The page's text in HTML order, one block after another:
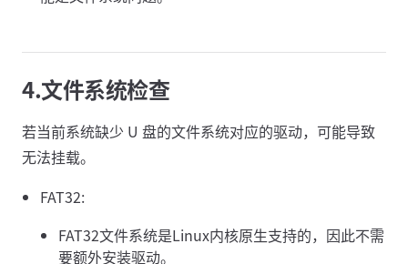
4.文件系统检查
若当前系统缺少 U 盘的文件系统对应的驱动，可能导致
无法挂载。
FAT32:
FAT32文件系统是Linux内核原生支持的，因此不需
要额外安装驱动。